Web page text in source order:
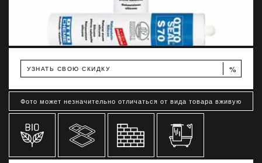
УЗНАТЬ СВОЮ СКИДКУ %
Фото может незначительно отличаться от вида товара вживую